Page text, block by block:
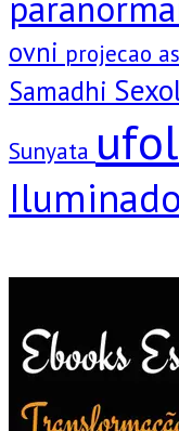
ovni projecao
Samadhi
Sunyata